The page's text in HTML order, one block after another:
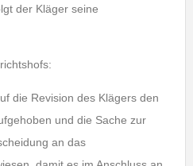
der Kläger seine
die Revision des Klägers den
und die Sache zur
an das